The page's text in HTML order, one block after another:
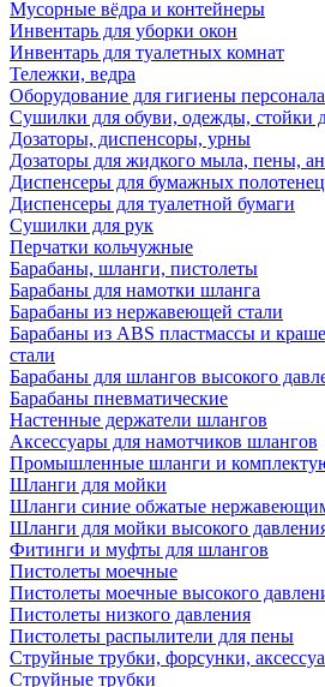
Мусорные вёдра и контейнеры
Инвентарь для уборки окон
Инвентарь для туалетных комнат
Тележки, ведра
Оборудование для гигиены персонала
Сушилки для обуви, одежды, стойки
Дозаторы, диспенсоры, урны
Дозаторы для жидкого мыла, пены,
Диспенсеры для бумажных полотенец
Диспенсеры для туалетной бумаги
Сушилки для рук
Перчатки кольчужные
Барабаны, шланги, пистолеты
Барабаны для намотки шланга
Барабаны из нержавеющей стали
Барабаны из ABS пластмассы и
стали
Барабаны для шлангов высокого
Барабаны пневматические
Настенные держатели шлангов
Аксессуары для намотчиков шлангов
Промышленные шланги и
Шланги для мойки
Шланги синие обжатые
Шланги для мойки высокого
Фитинги и муфты для шлангов
Пистолеты моечные
Пистолеты моечные высокого
Пистолеты низкого давления
Пистолеты распылители для пены
Струйные трубки, форсунки,
Струйные трубки